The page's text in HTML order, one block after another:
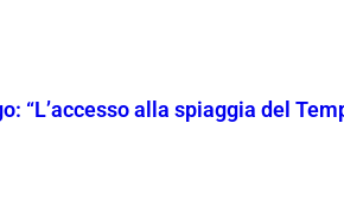
“L’accesso alla spiaggia del